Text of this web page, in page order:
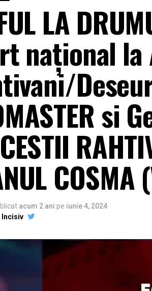
LA
național
si
COSMA
acum 2 ani pe iunie 4, 2024
Incisiv